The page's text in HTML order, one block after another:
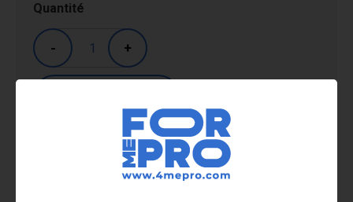
Quantité
- +
Livraison : entre 5 et 10 jours.
En savoir plus